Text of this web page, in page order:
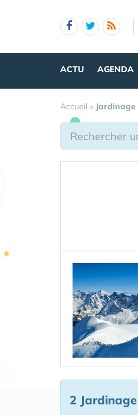
ACTU AGENDA
Accueil » Jardinage
2 Jardinage